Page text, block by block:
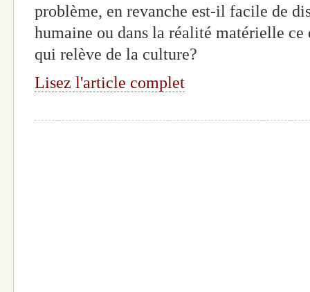
problème, en revanche est-il facile de
humaine ou dans la réalité matérielle
qui relève de la culture?
Lisez l'article complet